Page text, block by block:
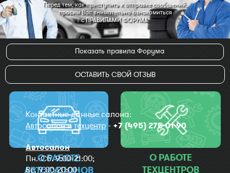
Перед тем, как приступить к отправке сообщений,
просим Вас внимательно ознакомиться
с ПРАВИЛАМИ ФОРУМА.
Показать правила Форума
ОСТАВИТЬ СВОЙ ОТЗЫВ
О РАБОТЕ
О РАБОТЕ
ТЕХЦЕНТРОВ
Контактные данные салона:
Автосалонитехцентр- +7 (495) 275-01-90
Автосалон
Пн.-Сб. 9:00-21:00;
Вс. 9:00-20:00